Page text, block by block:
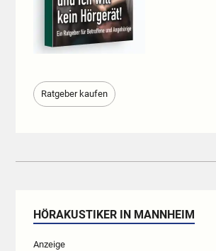
Ratgeber kaufen
HÖRAKUSTIKER IN MANNHEIM
Anzeige